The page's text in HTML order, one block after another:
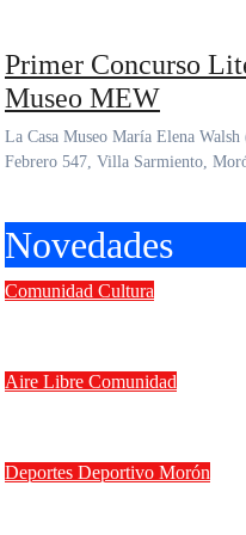
Primer Concurso
Museo MEW
La Casa Museo María Elena Walsh (MEW), ubicada en la calle 3 de
Febrero 547, Villa Sarmiento,
Novedades
Comunidad Cultura
Aire Libre Comunidad
Deportes Deportivo Morón